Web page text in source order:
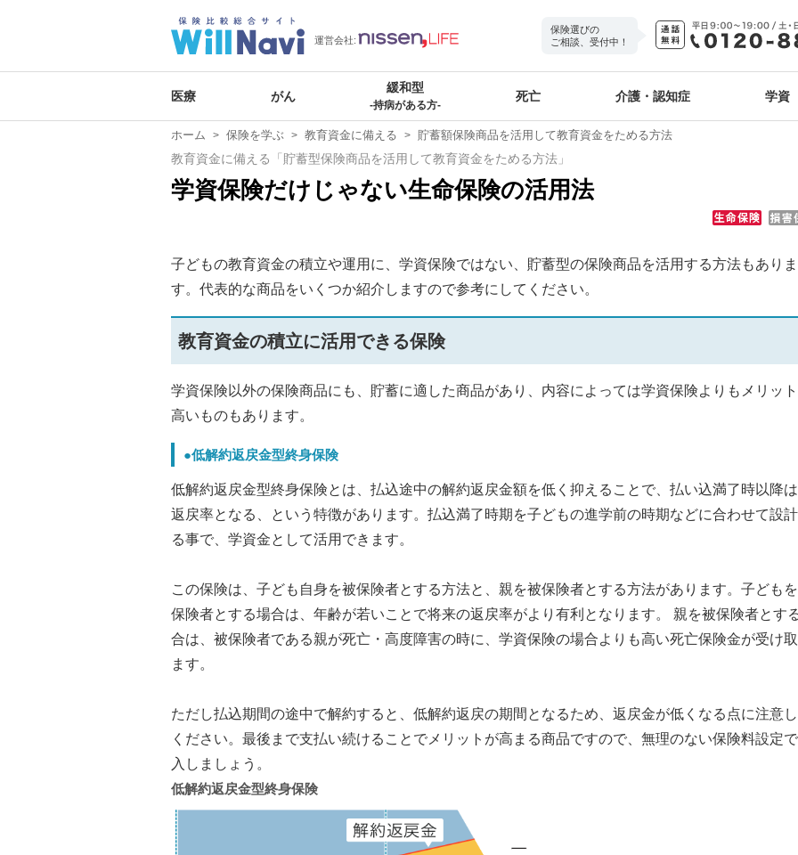
運営会社:
保険選びの
ご相談、受付中！
医療 がん
緩和型
-持病がある方-
死亡 介護・認知症 学資
ホーム 保険を学ぶ 教育資金に備える 貯蓄額保険商品を活用して教育資金をためる方法
教育資金に備える「貯蓄型保険商品を活用して教育資金をためる方法」
学資保険だけじゃない生命保険の活用法
子どもの教育資金の積立や運用に、学資保険ではない、貯蓄型の保険商品を活用する方法もありま
す。代表的な商品をいくつか紹介しますので参考にしてください。
教育資金の積立に活用できる保険
学資保険以外の保険商品にも、貯蓄に適した商品があり、内容によっては学資保険よりもメリッ
高いものもあります。
●低解約返戻金型終身保険
低解約返戻金型終身保険とは、払込途中の解約返戻金額を低く抑えることで、払い込満了時以降
返戻率となる、という特徴があります。払込満了時期を子どもの進学前の時期などに合わせて設
る事で、学資金として活用できます。
この保険は、子ども自身を被保険者とする方法と、親を被保険者とする方法があります。子ども
保険者とする場合は、年齢が若いことで将来の返戻率がより有利となります。 親を被保険者とす
合は、被保険者である親が死亡・高度障害の時に、学資保険の場合よりも高い死亡保険金が受け
ます。
ただし払込期間の途中で解約すると、低解約返戻の期間となるため、返戻金が低くなる点に注意
ください。最後まで支払い続けることでメリットが高まる商品ですので、無理のない保険料設定
入しましょう。
低解約返戻金型終身保険